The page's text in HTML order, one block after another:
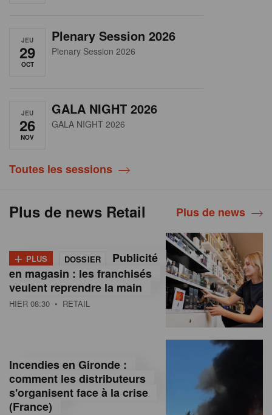
JEU
29
OCT
Plenary Session 2026
Plenary Session 2026
JEU
26
NOV
GALA NIGHT 2026
GALA NIGHT 2026
Toutes les sessions
Plus de news Retail Plus de news
+ PLUS DOSSIER
Publicité
en magasin : les franchisés
veulent reprendre la main
HIER 08:30 • RETAIL
Incendies en Gironde :
comment les distributeurs
s'organisent face à la crise
(France)